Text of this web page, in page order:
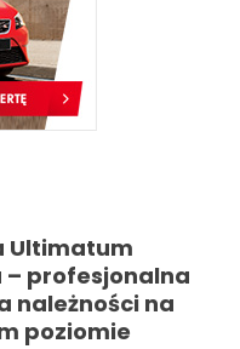
Ultimatum
– profesjonalna
należności na
poziomie